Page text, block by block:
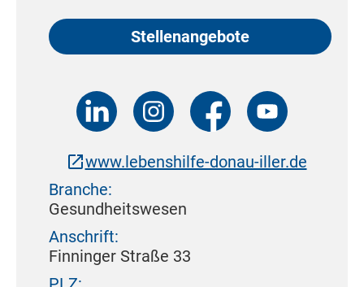
Stellenangebote
www.lebenshilfe-donau-iller.de
Branche:
Gesundheitswesen
Anschrift:
Finninger Straße 33